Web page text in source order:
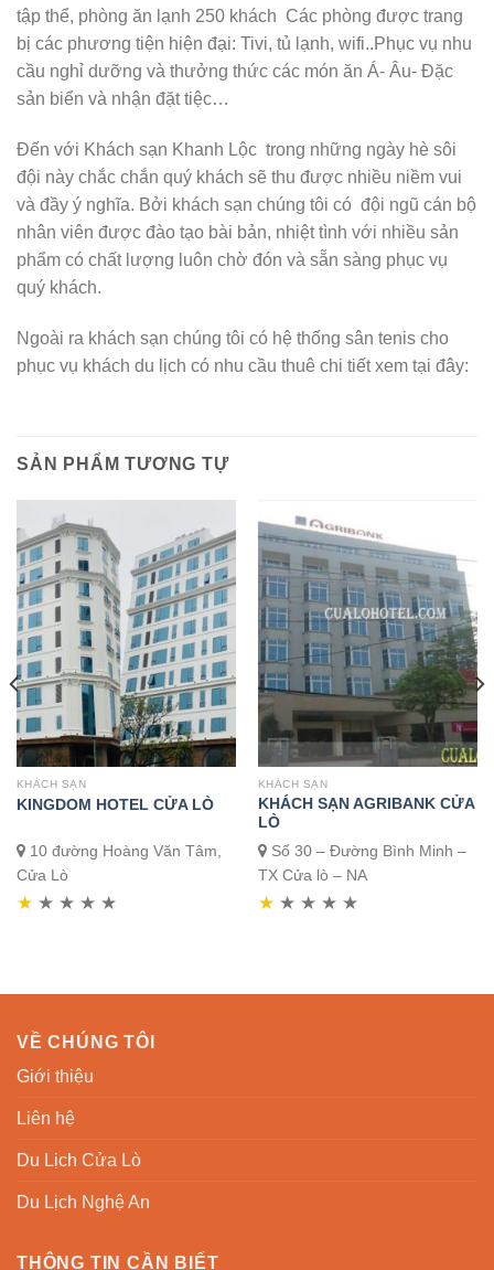
tập thể, phòng ăn lạnh 250 khách Các phòng được trang
bị các phương tiện hiện đại: Tivi, tủ lạnh, wifi..Phục vụ nhu
cầu nghỉ dưỡng và thưởng thức các món ăn Á- Âu- Đặc
sản biển và nhận đặt tiệc…
Đến với Khách sạn Khanh Lộc trong những ngày hè sôi
đội này chắc chắn quý khách sẽ thu được nhiều niềm vui
và đầy ý nghĩa. Bởi khách sạn chúng tôi có đội ngũ cán bộ
nhân viên được đào tạo bài bản, nhiệt tình với nhiều sản
phẩm có chất lượng luôn chờ đón và sẵn sàng phục vụ
quý khách.
Ngoài ra khách sạn chúng tôi có hệ thống sân tenis cho
phục vụ khách du lịch có nhu cầu thuê chi tiết xem tại đây:
SẢN PHẨM TƯƠNG TỰ
KHÁCH SẠN
KINGDOM HOTEL CỬA LÒ
10 đường Hoàng Văn Tâm,
Cửa Lò
★ ★ ★ ★ ★
KHÁCH SẠN
KHÁCH SẠN AGRIBANK CỬA
LÒ
Số 30 – Đường Bình Minh –
TX Cửa lò – NA
★ ★ ★ ★ ★
VỀ CHÚNG TÔI
Giới thiệu
Liên hệ
Du Lịch Cửa Lò
Du Lịch Nghệ An
THÔNG TIN CẦN BIẾT